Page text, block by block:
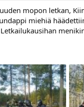
mopon letkan,
miehiä